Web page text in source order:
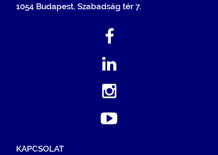
1054 Budapest, Szabadság tér 7.
KAPCSOLAT